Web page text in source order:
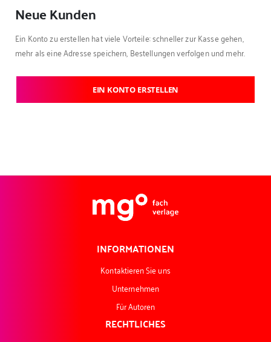
Neue Kunden
Ein Konto zu erstellen hat viele Vorteile: schneller zur Kasse gehen,
mehr als eine Adresse speichern, Bestellungen verfolgen und mehr.
EIN KONTO ERSTELLEN
INFORMATIONEN
Kontaktieren Sie uns
Unternehmen
Für Autoren
RECHTLICHES